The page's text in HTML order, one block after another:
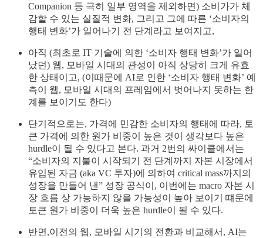
Companion 등 극히 일부 영역을 제외하면) 소비가가 체
감할 수 있는 실질적 변화, 그리고 그에 따른 ‘소비자의
행태 변화’가 일어나기 전 단계라고 보여지고,
아직 (최초로 IT 기술에 의한 ‘소비자 행태 변화’가 일어
났던) 웹, 모바일 시대의 관성이 아직 상당히 크게 유효
한 상태이고, (이때문에 AI로 인한 ‘소비자 행태 변화’ 예
측이 웹, 모바일 시대의 프레임에서 벗어나지 못하는 한
계를 보이기도 한다)
단기적으로는, 가격에 민감한 소비자의 행태에 따라, 토
큰 가격에 의한 원가 비중이 높은 것이 생각보다 높은
hurdle이 될 수 있다고 본다. 과거 2번의 싸이클에서는
“소비자의 지불이 시작되기 전 단계까지 자본 시장에서
유입된 자금 (aka VC 투자)에 의하여 critical mass까지의
성장을 만들어 낸” 성장 공식이, 이번에는 macro 자본 시
장 흐름 상 가능하지 않을 가능성이 높아 보이기 떄문에
토큰 원가 비중이 더욱 높은 hurdle이 될 수 있다.
반면,이전의 웹, 모바일 시기의 전환과 비교해서, AI는